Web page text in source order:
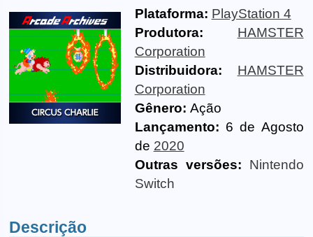
Plataforma: PlayStation 4
Produtora:
HAMSTER
Corporation
Distribuidora:
HAMSTER
Corporation
Gênero: Ação
Lançamento: 6 de Agosto
de 2020
Outras versões:
Nintendo
Switch
Descrição